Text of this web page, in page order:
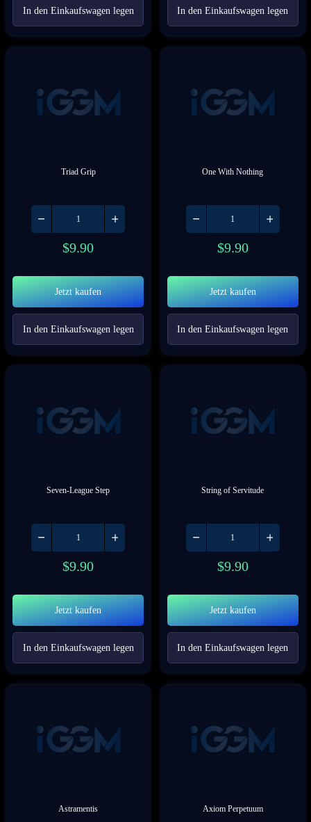
In den Einkaufswagen legen In den Einkaufswagen legen
Triad Grip
$9.90
Jetzt kaufen
In den Einkaufswagen legen
One With Nothing
$9.90
Jetzt kaufen
In den Einkaufswagen legen
Seven-League Step
$9.90
Jetzt kaufen
In den Einkaufswagen legen
String of Servitude
$9.90
Jetzt kaufen
In den Einkaufswagen legen
Astramentis Axiom Perpetuum